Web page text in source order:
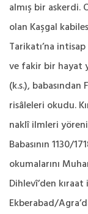
almış bir
olan Kaşgal
Tarikatı’na
ve fakir bir hayat
(k.s.),
risâleleri okudu.
naklî ilmleri
Babasının 1130/
okumalarını
Dihlevî’den
Ekberabad/